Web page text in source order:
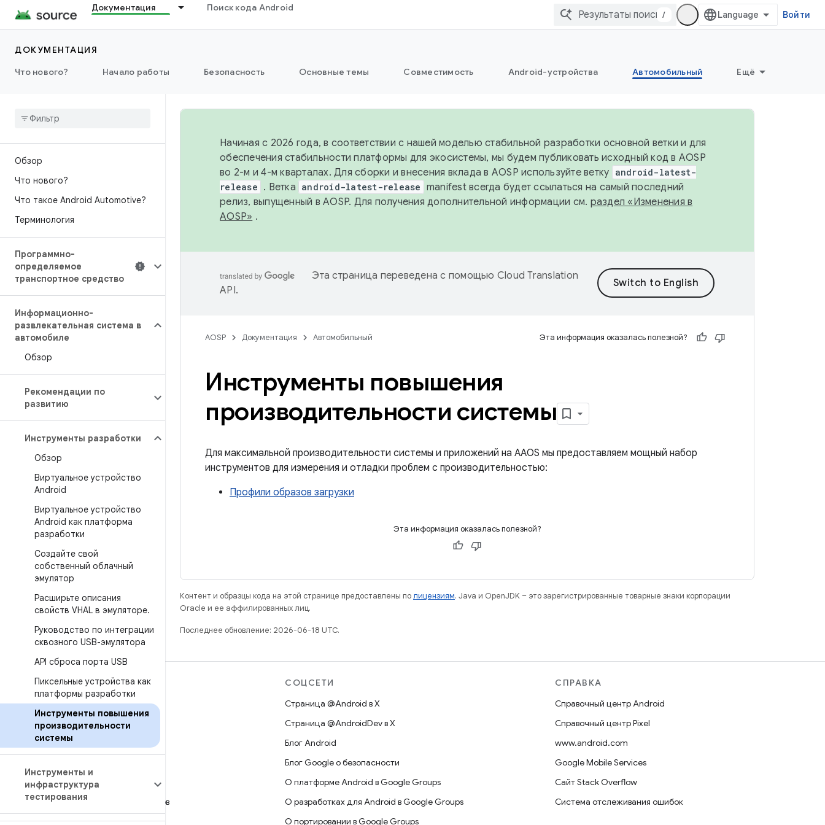
Документация Поиск кода Android
/ Войти
ДОКУМЕНТАЦИЯ
Что нового?
Начало работы Безопасность Основные темы Совместимость Android-устройства Автомобильный Ещё
Обзор
Что нового?
Что такое Android Automotive?
Терминология
Программно-
определяемое
транспортное средство
Информационно-
развлекательная система в
автомобиле
Обзор
Рекомендации по
развитию
Инструменты разработки
Обзор
Виртуальное устройство
Android
Виртуальное устройство
Android как платформа
разработки
Создайте свой
собственный облачный
эмулятор
Расширьте описания
свойств VHAL в эмуляторе.
Руководство по интеграции
сквозного USB-эмулятора
API сброса порта USB
Пиксельные устройства как
платформы разработки
Инструменты повышения
производительности
системы
Инструменты и
инфраструктура
тестирования
Начиная с 2026 года, в соответствии с нашей моделью стабильной разработки основной ветки и для
обеспечения стабильности платформы для экосистемы, мы будем публиковать исходный код в AOSP
во 2-м и 4-м кварталах. Для сборки и внесения вклада в AOSP используйте ветку android-latest-
release . Ветка android-latest-release manifest всегда будет ссылаться на самый последний
релиз, выпущенный в AOSP. Для получения дополнительной информации см. раздел «Изменения в
AOSP» .
Эта страница переведена с помощью Cloud Translation
API.
AOSP Документация Автомобильный Эта информация оказалась полезной?
Инструменты повышения
производительности системы
Для максимальной производительности системы и приложений на AAOS мы предоставляем мощный набор
инструментов для измерения и отладки проблем с производительностью:
Профили образов загрузки
Эта информация оказалась полезной?
Контент и образцы кода на этой странице предоставлены полицензиям. Java и OpenJDK – это зарегистрированные товарные знаки корпорации
Oracle и ее аффилированных лиц.
Последнее обновление: 2026-06-18 UTC.
РАЗРАБОТКА
Хранилище Android Repository
Требования
Как скачать код
Заводские образы
Драйверы в виде исполняемых файлов
СОЦСЕТИ
Страница @Android в X
Страница @AndroidDev в X
Блог Android
Блог Google о безопасности
О платформе Android в Google Groups
О разработках для Android в Google Groups
О портировании в Google Groups
СПРАВКА
Справочный центр Android
Справочный центр Pixel
www.android.com
Google Mobile Services
Сайт Stack Overflow
Система отслеживания ошибок